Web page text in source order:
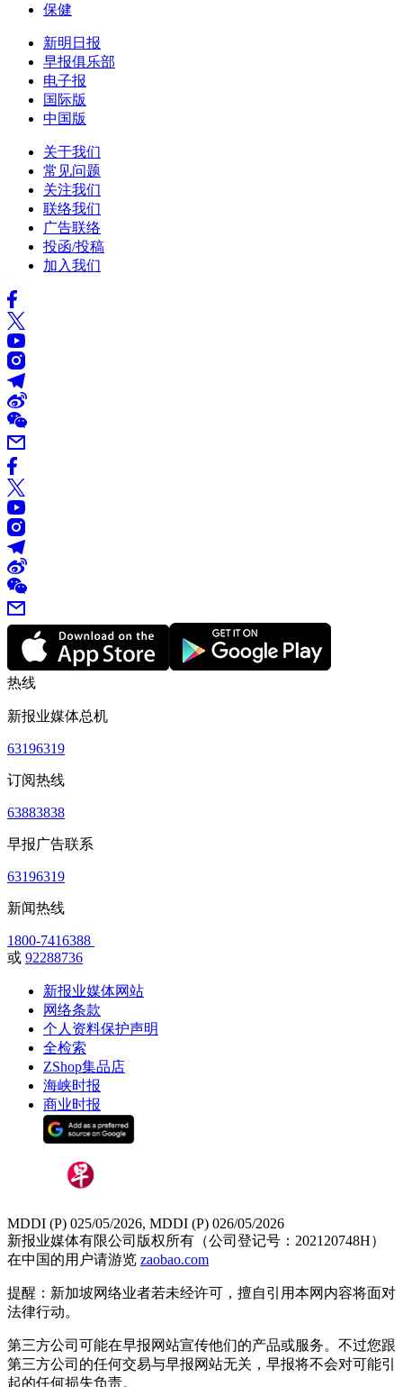
保健
新明日报
早报俱乐部
电子报
国际版
中国版
关于我们
常见问题
关注我们
联络我们
广告联络
投函/投稿
加入我们
热线
新报业媒体总机
63196319
订阅热线
63883838
早报广告联系
63196319
新闻热线
1800-7416388
或 92288736
新报业媒体网站
网络条款
个人资料保护声明
全检索
ZShop集品店
海峡时报
商业时报
MDDI (P) 025/05/2026, MDDI (P) 026/05/2026
新报业媒体有限公司版权所有（公司登记号：202120748H）
在中国的用户请游览 zaobao.com
提醒：新加坡网络业者若未经许可，擅自引用本网内容将面对
法律行动。
第三方公司可能在早报网站宣传他们的产品或服务。不过您跟
第三方公司的任何交易与早报网站无关，早报将不会对可能引
起的任何损失负责。